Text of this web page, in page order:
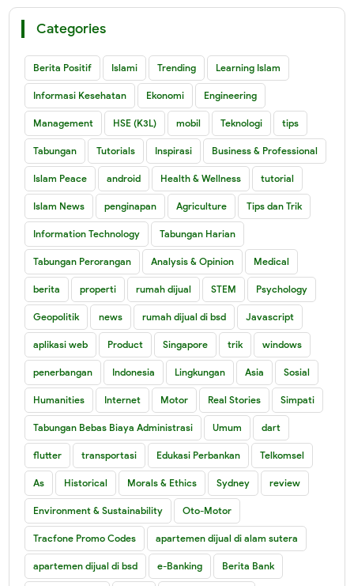
Categories
Berita Positif Islami Trending Learning Islam
Informasi Kesehatan Ekonomi Engineering
Management HSE (K3L) mobil Teknologi tips
Tabungan Tutorials Inspirasi Business & Professional
Islam Peace android Health & Wellness tutorial
Islam News penginapan Agriculture Tips dan Trik
Information Technology Tabungan Harian
Tabungan Perorangan Analysis & Opinion Medical
berita properti rumah dijual STEM Psychology
Geopolitik news rumah dijual di bsd Javascript
aplikasi web Product Singapore trik windows
penerbangan Indonesia Lingkungan Asia Sosial
Humanities Internet Motor Real Stories Simpati
Tabungan Bebas Biaya Administrasi Umum dart
flutter transportasi Edukasi Perbankan Telkomsel
As Historical Morals & Ethics Sydney review
Environment & Sustainability Oto-Motor
Tracfone Promo Codes apartemen dijual di alam sutera
apartemen dijual di bsd e-Banking Berita Bank